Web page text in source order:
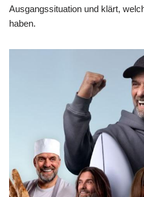
Ausgangssituation und klärt,
haben.